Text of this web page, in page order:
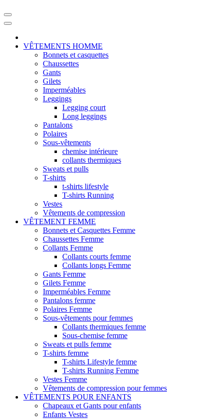
VÊTEMENTS HOMME
Bonnets et casquettes
Chaussettes
Gants
Gilets
Imperméables
Leggings
Legging court
Long leggings
Pantalons
Polaires
Sous-vêtements
chemise intérieure
collants thermiques
Sweats et pulls
T-shirts
t-shirts lifestyle
T-shirts Running
Vestes
Vêtements de compression
VÊTEMENT FEMME
Bonnets et Casquettes Femme
Chaussettes Femme
Collants Femme
Collants courts femme
Collants longs Femme
Gants Femme
Gilets Femme
Imperméables Femme
Pantalons femme
Polaires Femme
Sous-vêtements pour femmes
Collants thermiques femme
Sous-chemise femme
Sweats et pulls femme
T-shirts femme
T-shirts Lifestyle femme
T-shirts Running Femme
Vestes Femme
Vêtements de compression pour femmes
VÊTEMENTS POUR ENFANTS
Chapeaux et Gants pour enfants
Enfants Vestes